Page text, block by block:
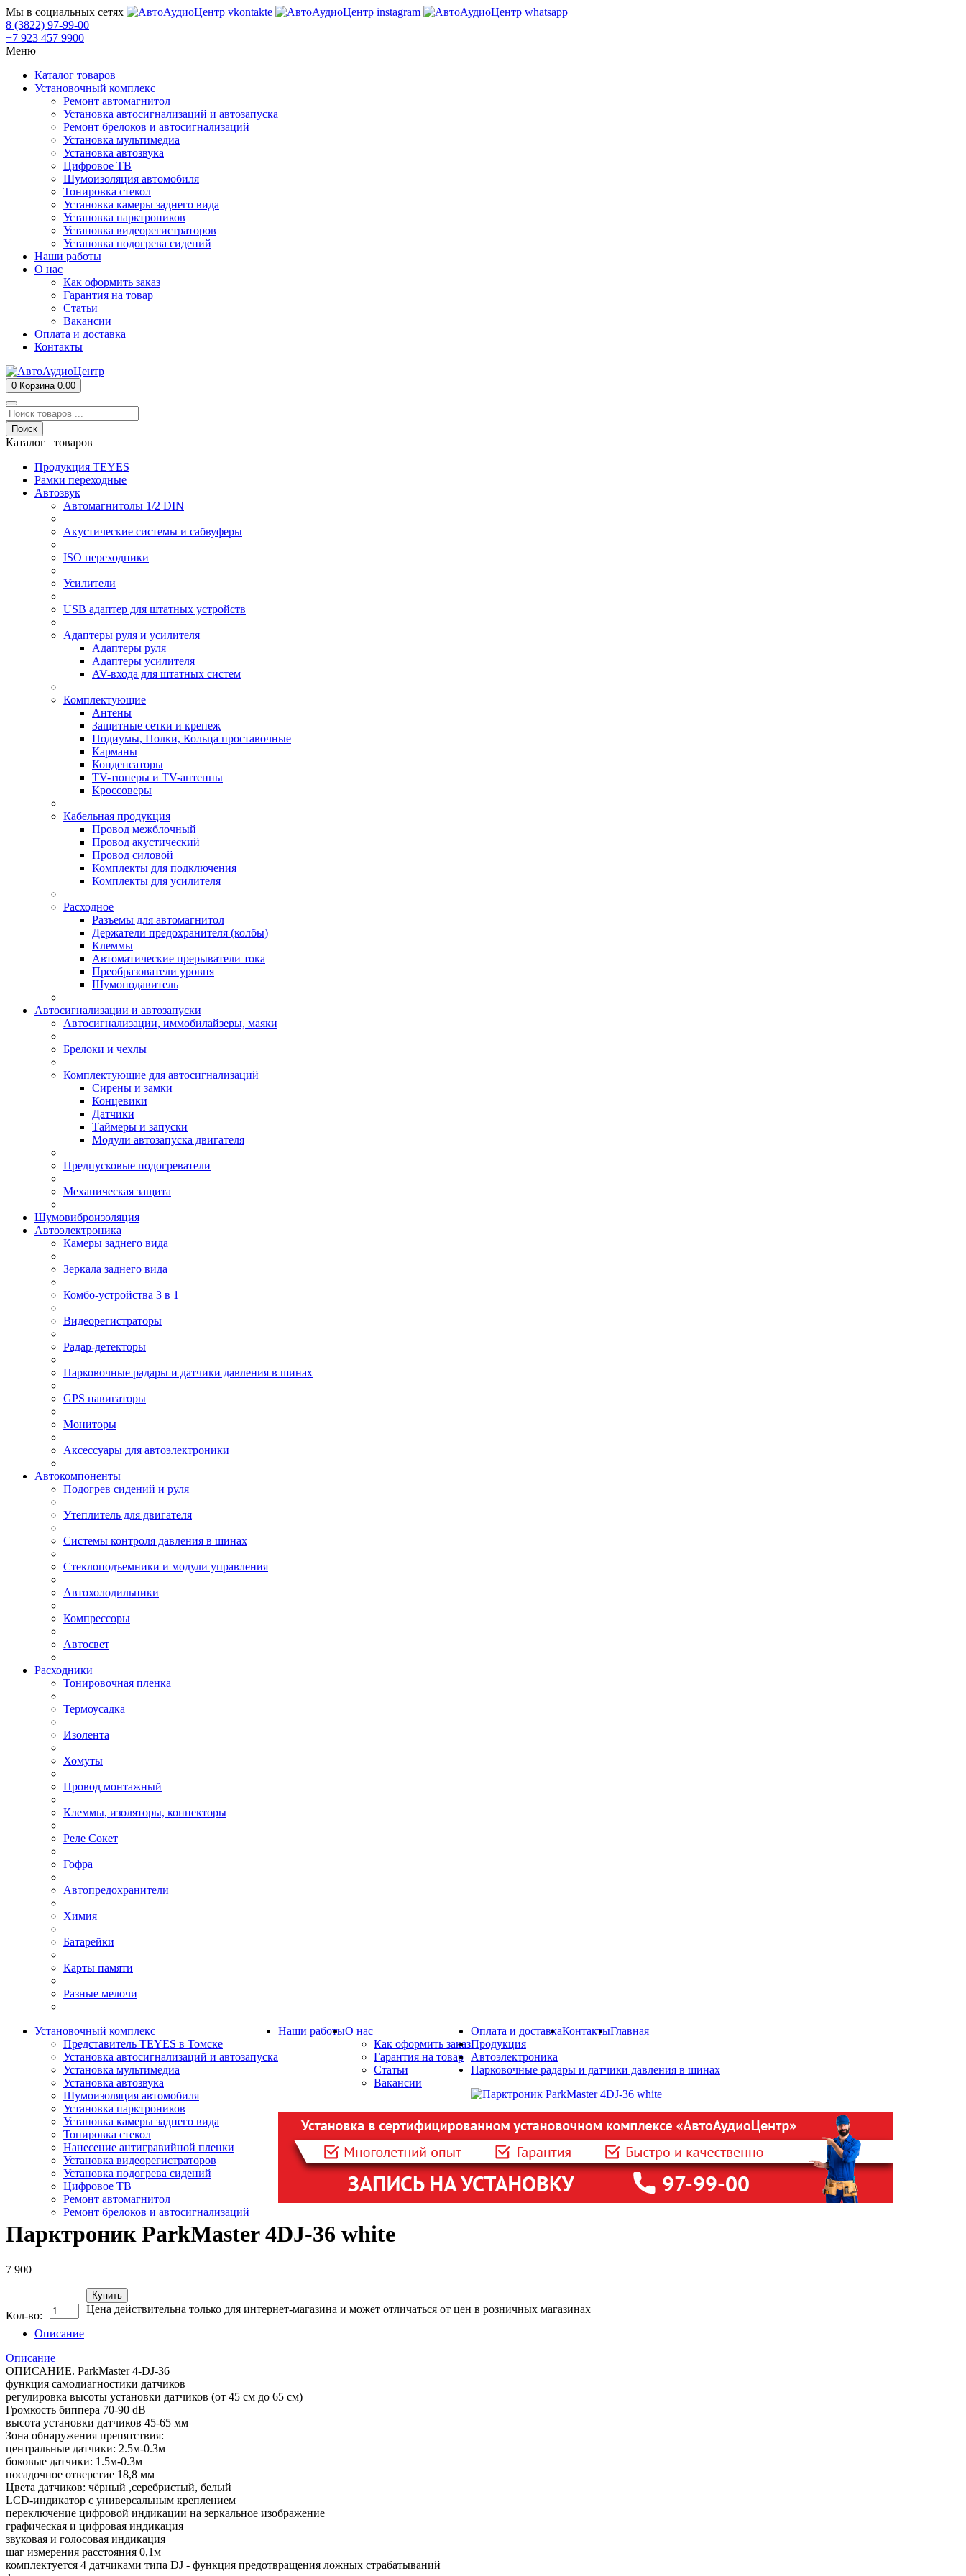
Мы в социальных сетях
8 (3822) 97-99-00
+7 923 457 9900
Меню
Каталог товаров
Установочный комплекс
Ремонт автомагнитол
Установка автосигнализаций и автозапуска
Ремонт брелоков и автосигнализаций
Установка мультимедиа
Установка автозвука
Цифровое ТВ
Шумоизоляция автомобиля
Тонировка стекол
Установка камеры заднего вида
Установка парктроников
Установка видеорегистраторов
Установка подогрева сидений
Наши работы
О нас
Как оформить заказ
Гарантия на товар
Статьи
Вакансии
Оплата и доставка
Контакты
0 Корзина 0.00
Поиск
Каталог товаров
Продукция TEYES
Рамки переходные
Автозвук
Автомагнитолы 1/2 DIN
Акустические системы и сабвуферы
ISO переходники
Усилители
USB адаптер для штатных устройств
Адаптеры руля и усилителя
Адаптеры руля
Адаптеры усилителя
AV-входа для штатных систем
Комплектующие
Антены
Защитные сетки и крепеж
Подиумы, Полки, Кольца проставочные
Карманы
Конденсаторы
TV-тюнеры и TV-антенны
Кроссоверы
Кабельная продукция
Провод межблочный
Провод акустический
Провод силовой
Комплекты для подключения
Комплекты для усилителя
Расходное
Разъемы для автомагнитол
Держатели предохранителя (колбы)
Клеммы
Автоматические прерыватели тока
Преобразователи уровня
Шумоподавитель
Автосигнализации и автозапуски
Автосигнализации, иммобилайзеры, маяки
Брелоки и чехлы
Комплектующие для автосигнализаций
Сирены и замки
Концевики
Датчики
Таймеры и запуски
Модули автозапуска двигателя
Предпусковые подогреватели
Механическая защита
Шумовиброизоляция
Автоэлектроника
Камеры заднего вида
Зеркала заднего вида
Комбо-устройства 3 в 1
Видеорегистраторы
Радар-детекторы
Парковочные радары и датчики давления в шинах
GPS навигаторы
Мониторы
Аксессуары для автоэлектроники
Автокомпоненты
Подогрев сидений и руля
Утеплитель для двигателя
Системы контроля давления в шинах
Стеклоподъемники и модули управления
Автохолодильники
Компрессоры
Автосвет
Расходники
Тонировочная пленка
Термоусадка
Изолента
Хомуты
Провод монтажный
Клеммы, изоляторы, коннекторы
Реле Сокет
Гофра
Автопредохранители
Химия
Батарейки
Карты памяти
Разные мелочи
Установочный комплекс
Представитель TEYES в Томске
Установка автосигнализаций и автозапуска
Установка мультимедиа
Установка автозвука
Шумоизоляция автомобиля
Установка парктроников
Установка камеры заднего вида
Тонировка стекол
Нанесение антигравийной пленки
Установка видеорегистраторов
Установка подогрева сидений
Цифровое ТВ
Ремонт автомагнитол
Ремонт брелоков и автосигнализаций
Наши работыО нас
Как оформить заказ
Гарантия на товар
Статьи
Вакансии
Оплата и доставкаКонтактыГлавная
Продукция
Автоэлектроника
Парковочные радары и датчики давления в шинах
Парктроник ParkMaster 4DJ-36 white
7 900
Кол-во:
Купить
Цена действительна только для интернет-магазина и может отличаться от цен в розничных магазинах
Описание
Описание
ОПИСАНИЕ. ParkMaster 4-DJ-36
функция самодиагностики датчиков
регулировка высоты установки датчиков (от 45 см до 65 см)
Громкость биппера 70-90 dB
высота установки датчиков 45-65 мм
Зона обнаружения препятствия:
центральные датчики: 2.5м-0.3м
боковые датчики: 1.5м-0.3м
посадочное отверстие 18,8 мм
Цвета датчиков: чёрный ,серебристый, белый
LCD-индикатор с универсальным креплением
переключение цифровой индикации на зеркальное изображение
графическая и цифровая индикация
звуковая и голосовая индикация
шаг измерения расстояния 0,1м
комплектуется 4 датчиками типа DJ - функция предотвращения ложных страбатываний